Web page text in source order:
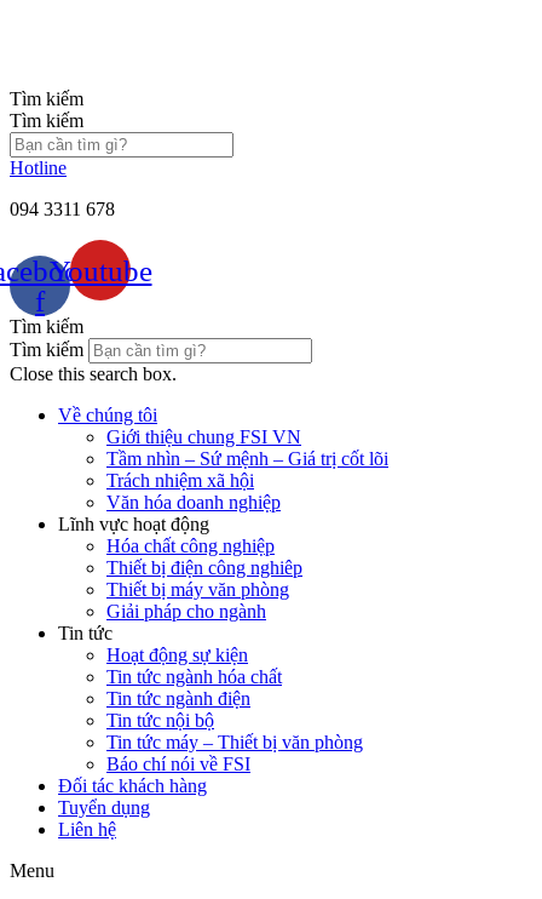
Tìm kiếm
Tìm kiếm
Hotline
094 3311 678
f
Youtube
Tìm kiếm
Tìm kiếm
Close this search box.
Về chúng tôi
Giới thiệu chung FSI VN
Tầm nhìn – Sứ mệnh – Giá trị cốt lõi
Trách nhiệm xã hội
Văn hóa doanh nghiệp
Lĩnh vực hoạt động
Hóa chất công nghiệp
Thiết bị điện công nghiêp
Thiết bị máy văn phòng
Giải pháp cho ngành
Tin tức
Hoạt động sự kiện
Tin tức ngành hóa chất
Tin tức ngành điện
Tin tức nội bộ
Tin tức máy – Thiết bị văn phòng
Báo chí nói về FSI
Đối tác khách hàng
Tuyển dụng
Liên hệ
Menu